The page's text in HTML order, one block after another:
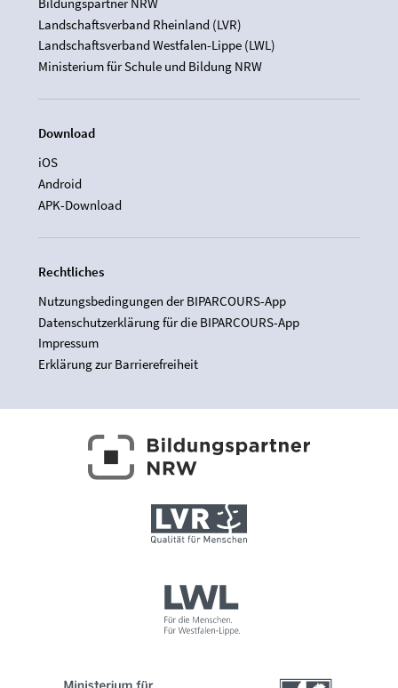
Landschaftsverband Rheinland (LVR)
Landschaftsverband Westfalen-Lippe (LWL)
Ministerium für Schule und Bildung NRW
Download
iOS
Android
APK-Download
Rechtliches
Nutzungsbedingungen der BIPARCOURS-App
Datenschutzerklärung für die BIPARCOURS-App
Impressum
Erklärung zur Barrierefreiheit